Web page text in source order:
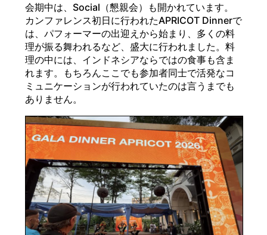
会期中は、Social（懇親会）も開かれています。
カンファレンス初日に行われたAPRICOT Dinnerで
は、パフォーマーの出迎えから始まり、多くの料
理が振る舞われるなど、盛大に行われました。料
理の中には、インドネシアならではの食事も含ま
れます。もちろんここでも参加者同士で活発なコ
ミュニケーションが行われていたのは言うまでも
ありません。